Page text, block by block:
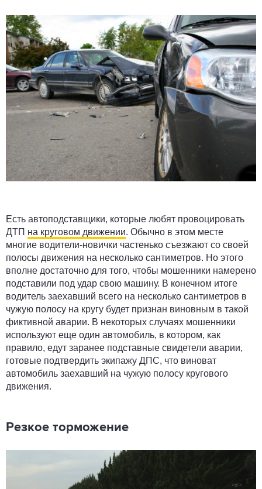
Есть автоподставщики, которые любят провоцировать
ДТП на круговом движении. Обычно в этом месте
многие водители-новички частенько съезжают со своей
полосы движения на несколько сантиметров. Но этого
вполне достаточно для того, чтобы мошенники намерено
подставили под удар свою машину. В конечном итоге
водитель заехавший всего на несколько сантиметров в
чужую полосу на кругу будет признан виновным в такой
фиктивной аварии. В некоторых случаях мошенники
используют еще один автомобиль, в котором, как
правило, едут заранее подставные свидетели аварии,
готовые подтвердить экипажу ДПС, что виноват
автомобиль заехавший на чужую полосу кругового
движения.
Резкое торможение